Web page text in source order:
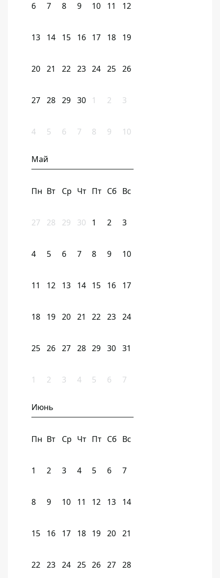
6 7 8 9 10 11 12
13 14 15 16 17 18 19
20 21 22 23 24 25 26
27 28 29 30 1 2 3
4 5 6 7 8 9 10
Май
Пн Вт Ср Чт Пт Сб Вс
27 28 29 30 1 2 3
4 5 6 7 8 9 10
11 12 13 14 15 16 17
18 19 20 21 22 23 24
25 26 27 28 29 30 31
1 2 3 4 5 6 7
Июнь
Пн Вт Ср Чт Пт Сб Вс
1 2 3 4 5 6 7
8 9 10 11 12 13 14
15 16 17 18 19 20 21
22 23 24 25 26 27 28